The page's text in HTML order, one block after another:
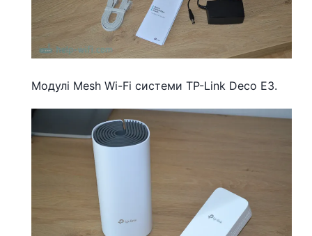
Модулі Mesh Wi-Fi системи TP-Link Deco E3.